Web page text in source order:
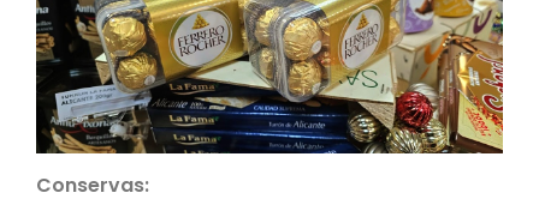
Conservas: